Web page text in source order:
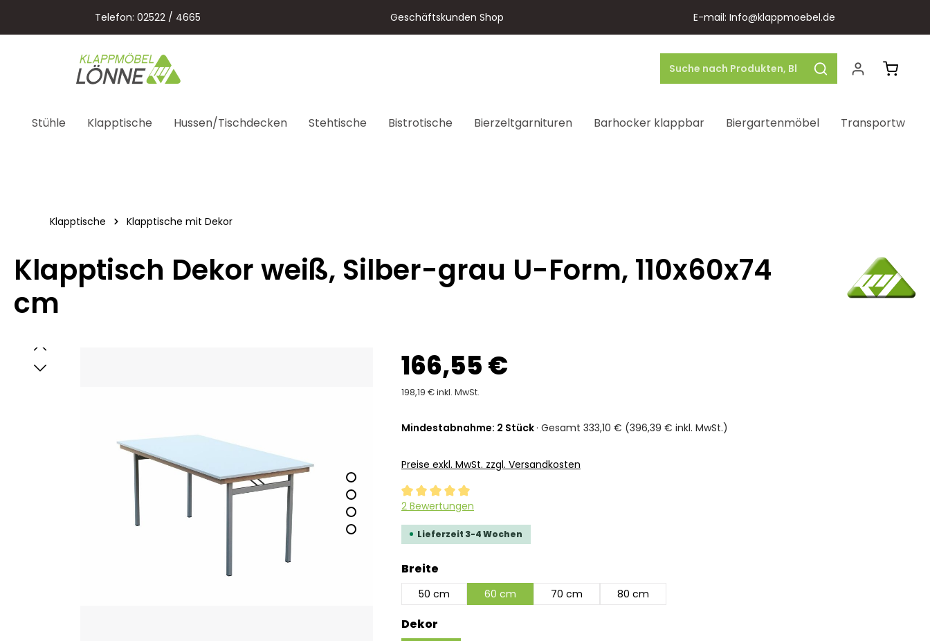
Zur Hauptnavigation springen
Telefon: 02522 / 4665 Geschäftskunden Shop E-mail: Info@klappmoebel.de
Stühle Klapptische Hussen/Tischdecken Stehtische Bistrotische Bierzeltgarnituren Barhocker klappbar Biergartenmöbel
Klapptische Klapptische mit Dekor
Klapptisch Dekor weiß, Silber-grau U-Form, 110x60x74
cm
Bildergalerie überspringen 166,55 €
198,19 € inkl. MwSt.
Mindestabnahme: 2 Stück · Gesamt 333,10 € (396,39 € inkl. MwSt.)
Preise exkl. MwSt. zzgl. Versandkosten
Durchschnittliche Bewertung von 5 von 5 Sternen
2 Bewertungen
Lieferzeit 3-4 Wochen
Breite
50 cm 60 cm 70 cm 80 cm
Dekor